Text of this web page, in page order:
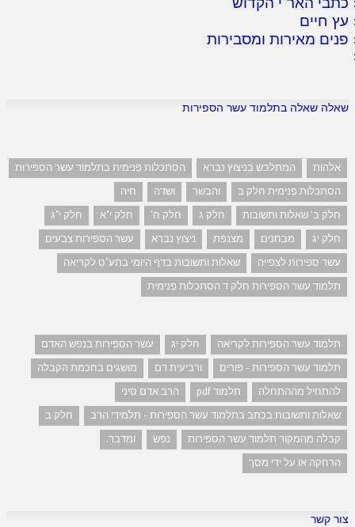
עץ חיים
פנים מאירות ומסבירות
שאלה שאלה בתלמוד עשר הספירות
אלהות המתלבש בניצוץ נברא
הסתכלות פנימית בתלמוד עשר הספירות
הסתכלות פנימית חלק ב
והבשר ושדה
חיה
חלק ב' שאלות ותשובות
חלק ג חלק ח' חלק י"א
חלק י"ג
חלק יג
מבחנים מצנפת ניצוץ נברא
עשר הספירות צבעים
עשר ספירות לצפייה
שאלות ותשובות בדף היומי בתע"ס לקריאה
תלמוד עשר הספירות חלק ד הסתכלות פנימית
תלמוד עשר הספירות לקריאה חלק יג
עשר הספירות בנפש האדם
תלמוד עשר הספירות - פורים
ורביעית דם
מושגים בחכמת הקבלה
להתחיל מההתחלה
תלמוד pdf
הרב אדם סיני
שאלות ותשובות בכתב בתלמוד עשר הספירות - תלמידי הרב
חלק ב
קבלה מהמקור תלמוד עשר הספירות
נפש
ומדבר.
הרחקה או על ידי מסך
צור קשר